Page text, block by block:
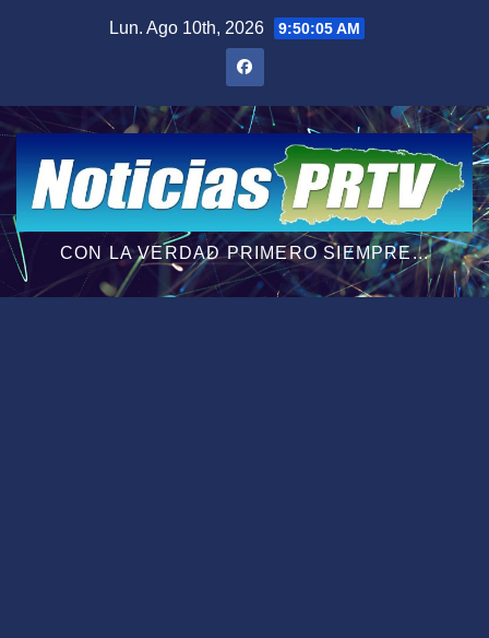
Lun. Ago 10th, 2026 9:50:06 AM
CON LA VERDAD PRIMERO SIEMPRE...